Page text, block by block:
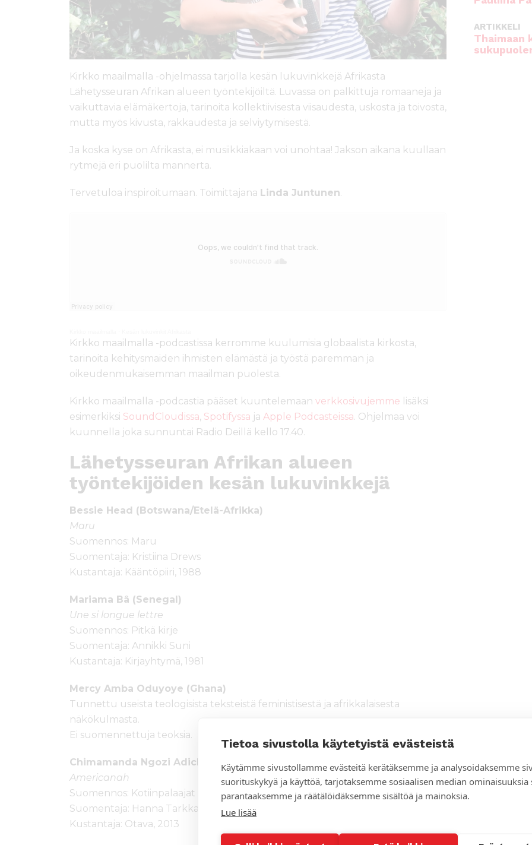
Tietoa sivustolla käytetyistä evästeistä
Käytämme sivustollamme evästeitä kerätäksemme ja analysoidaksemme
suorituskykyä ja käyttöä, tarjotaksemme sosiaalisen median ominaisuuksia
parantaaksemme ja räätälöidäksemme sisältöä ja mainoksia.
Lue lisää
Kirkko maailmalla -ohjelmassa tarjolla kesän lukuvinkkejä Afrikasta
Lähetysseuran Afrikan alueen työntekijöiltä. Luvassa on palkittuja romaaneja ja
vaikuttavia elämäkertoja, tarinoita kollektiivisesta viisaudesta, uskosta ja toivosta,
mutta myös kivusta, rakkaudesta ja selviytymisestä.
Ja koska kyse on Afrikasta, ei musiikkiakaan voi unohtaa! Jakson aikana kuullaan
rytmejä eri puolilta mannerta.
Tervetuloa inspiroitumaan. Toimittajana Linda Juntunen.
Kirkko maailmalla -podcastissa kerromme kuulumisia globaalista kirkosta,
tarinoita kehitysmaiden ihmisten elämästä ja työstä paremman ja
oikeudenmukaisemman maailman puolesta.
Kirkko maailmalla -podcastia pääset kuuntelemaan verkkosivujemme lisäksi
esimerkiksi SoundCloudissa, Spotifyssa ja Apple Podcasteissa. Ohjelmaa voi
kuunnella joka sunnuntai Radio Deillä kello 17.40.
Lähetysseuran Afrikan alueen
työntekijöiden kesän lukuvinkkejä
Bessie Head (Botswana/Etelä-Afrikka)
Maru
Suomennos: Maru
Suomentaja: Kristiina Drews
Kustantaja: Kääntöpiiri, 1988
Mariama Bâ (Senegal)
Une si longue lettre
Suomennos: Pitkä kirje
Suomentaja: Annikki Suni
Kustantaja: Kirjayhtymä, 1981
Mercy Amba Oduyoye (Ghana)
Tunnettu useista teologisista teksteistä feministisestä ja afrikkalaisesta
näkökulmasta.
Ei suomennettuja teoksia.
Chimamanda Ngozi Adichie (Nigeria)
Americanah
Suomennos: Kotiinpalaajat
Suomentaja: Hanna Tarkka
Kustantaja: Otava, 2013
ARTIKKELI
Thaimaan